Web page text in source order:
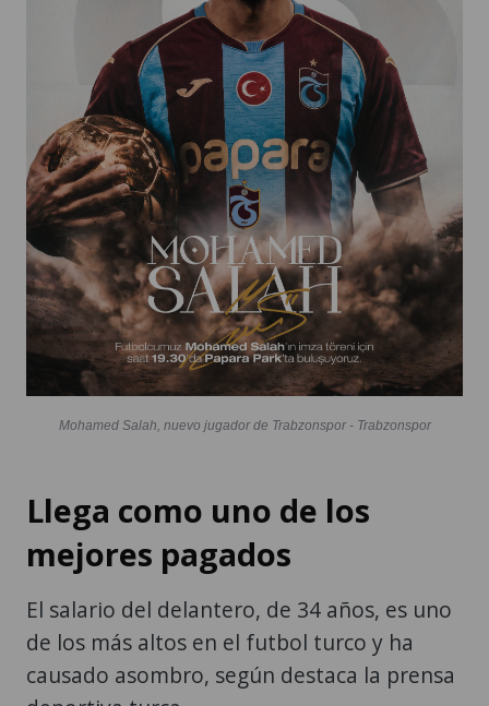
Mohamed Salah, nuevo jugador de Trabzonspor - Trabzonspor
Llega como uno de los
mejores pagados
El salario del delantero, de 34 años, es uno
de los más altos en el futbol turco y ha
causado asombro, según destaca la prensa